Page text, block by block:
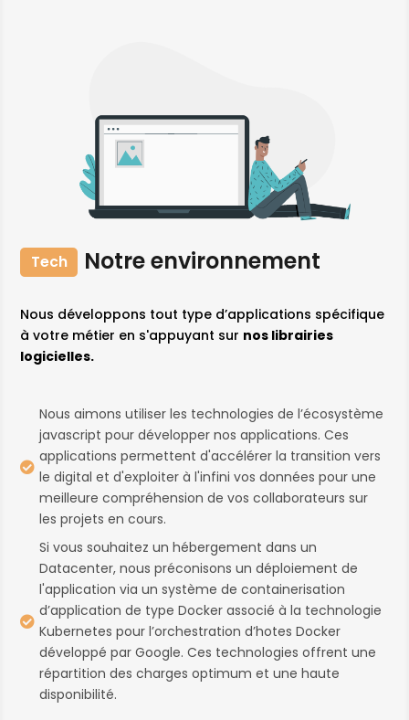
Tech Notre environnement
Nous développons tout type d’applications spécifique
à votre métier en s'appuyant sur nos librairies
logicielles.

Nous aimons utiliser les technologies de l’écosystème
javascript pour développer nos applications. Ces
applications permettent d'accélérer la transition vers
le digital et d'exploiter à l'infini vos données pour une
meilleure compréhension de vos collaborateurs sur
les projets en cours.

Si vous souhaitez un hébergement dans un
Datacenter, nous préconisons un déploiement de
l'application via un système de containerisation
d’application de type Docker associé à la technologie
Kubernetes pour l’orchestration d’hotes Docker
développé par Google. Ces technologies offrent une
répartition des charges optimum et une haute
disponibilité.